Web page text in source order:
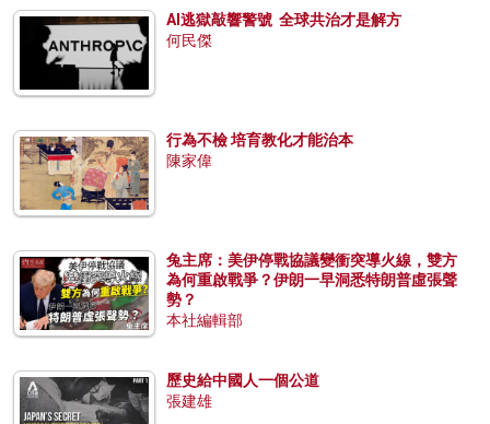
AI逃獄敲響警號 全球共治才是解方
何民傑
行為不檢 培育教化才能治本
陳家偉
兔主席：美伊停戰協議變衝突導火線，雙方
為何重啟戰爭？伊朗一早洞悉特朗普虛張聲
勢？
本社編輯部
歷史給中國人一個公道
張建雄